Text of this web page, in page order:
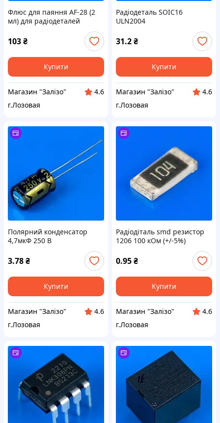
Флюс для паяння AF-28 (2
мл) для радіодеталей
103₴
Купити
Магазин "Залізо"
4.6
г.Лозовая
Радіодеталь SOIC16
ULN2004
31.2₴
Купити
Магазин "Залізо"
4.6
г.Лозовая
Полярний конденсатор
4,7мкФ 250 В
3.78₴
Купити
Магазин "Залізо"
4.6
г.Лозовая
Радіодіталь smd резистор
1206 100 кОм (+/-5%)
0.95₴
Купити
Магазин "Залізо"
4.6
г.Лозовая